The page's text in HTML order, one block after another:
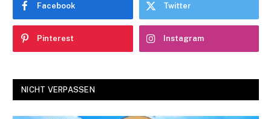
Facebook Twitter
Pinterest Instagram
NICHT VERPASSEN